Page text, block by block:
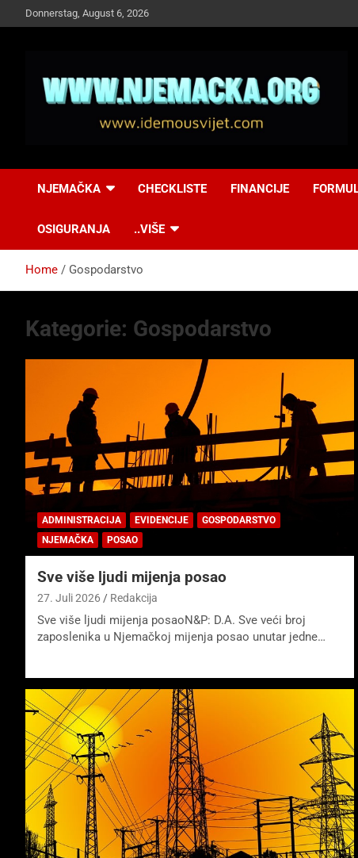
to
Donnerstag, August 6, 2026
Idemo u Svijet-
NJEMAČKA CHECKLISTE FINANCIJE
OSIGURANJA ..VIŠE
Home Gospodarstvo
Kategorie: Gospodarstvo
ADMINISTRACIJA EVIDENCIJE
GOSPODARSTVO
NJEMAČKA
POSAO
Sve više ljudi mijenja posao
27. Juli 2026 Redakcija
Sve više ljudi mijenja posaoN&P: D.A. Sve veći broj
zaposlenika u Njemačkoj mijenja posao unutar jedne…